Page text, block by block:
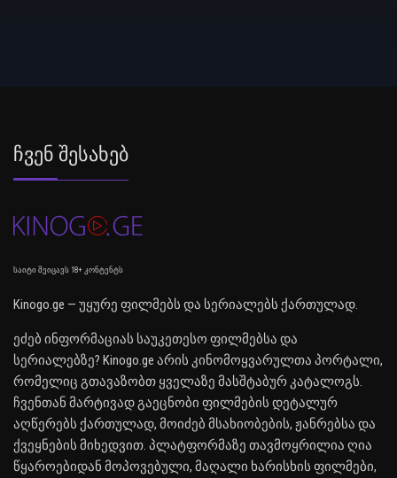
Ჩვენ Შესახებ
საიტი შეიცავს 18+ კონტენტს
Kinogo.ge — უყურე ფილმებს და სერიალებს ქართულად.
ეძებ ინფორმაციას საუკეთესო ფილმებსა და
სერიალებზე? Kinogo.ge არის კინომოყვარულთა პორტალი,
რომელიც გთავაზობთ ყველაზე მასშტაბურ კატალოგს.
ჩვენთან მარტივად გაეცნობი ფილმების დეტალურ
აღწერებს ქართულად, მოიძებ მსახიობების, ჟანრებსა და
ქვეყნების მიხედვით. პლატფორმაზე თავმოყრილია ღია
წყაროებიდან მოპოვებული, მაღალი ხარისხის ფილმები,